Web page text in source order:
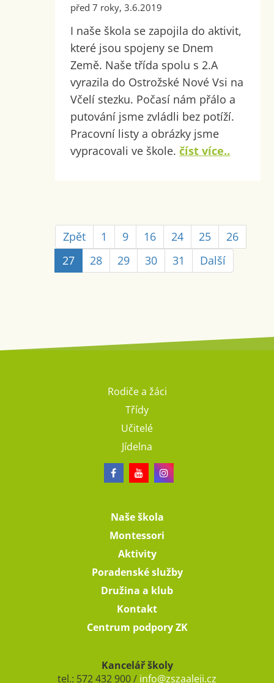
před 7 roky, 3.6.2019
I naše škola se zapojila do aktivit,
které jsou spojeny se Dnem
Země. Naše třída spolu s 2.A
vyrazila do Ostrožské Nové Vsi na
Včelí stezku. Počasí nám přálo a
putování jsme zvládli bez potíží.
Pracovní listy a obrázky jsme
vypracovali ve škole.číst více..
Zpět 1 9 16 24 25
26
27
28 29 30 31 Další
Rodiče a žáci
Třídy
Učitelé
Jídelna
Naše škola
Montessori
Aktivity
Poradenské služby
Družina a klub
Kontakt
Centrum podpory ZK
Kancelář školy
tel.: 572 432 900 / info@zszaaleji.cz